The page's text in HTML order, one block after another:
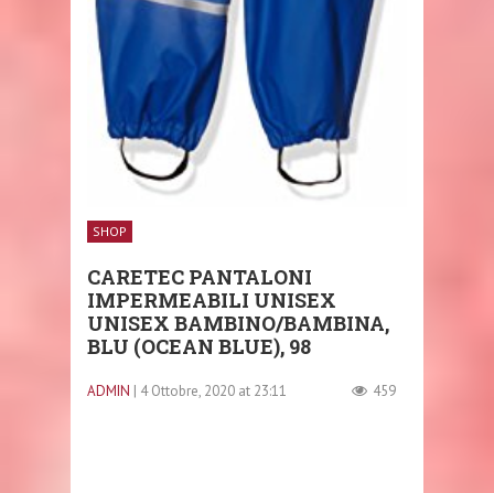
SHOP
CARETEC PANTALONI
IMPERMEABILI UNISEX
UNISEX BAMBINO/BAMBINA,
BLU (OCEAN BLUE), 98
ADMIN | 4 Ottobre, 2020 at 23:11 459